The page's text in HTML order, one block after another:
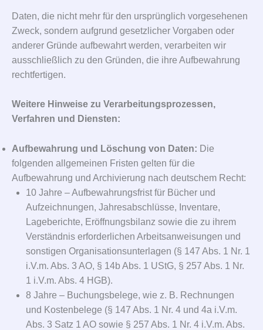
Daten, die nicht mehr für den ursprünglich vorgesehenen
Zweck, sondern aufgrund gesetzlicher Vorgaben oder
anderer Gründe aufbewahrt werden, verarbeiten wir
ausschließlich zu den Gründen, die ihre Aufbewahrung
rechtfertigen.
Weitere Hinweise zu Verarbeitungsprozessen,
Verfahren und Diensten:
Aufbewahrung und Löschung von Daten: Die
folgenden allgemeinen Fristen gelten für die
Aufbewahrung und Archivierung nach deutschem Recht:
10 Jahre – Aufbewahrungsfrist für Bücher und
Aufzeichnungen, Jahresabschlüsse, Inventare,
Lageberichte, Eröffnungsbilanz sowie die zu ihrem
Verständnis erforderlichen Arbeitsanweisungen und
sonstigen Organisationsunterlagen (§ 147 Abs. 1 Nr. 1
i.V.m. Abs. 3 AO, § 14b Abs. 1 UStG, § 257 Abs. 1 Nr.
1 i.V.m. Abs. 4 HGB).
8 Jahre – Buchungsbelege, wie z. B. Rechnungen
und Kostenbelege (§ 147 Abs. 1 Nr. 4 und 4a i.V.m.
Abs. 3 Satz 1 AO sowie § 257 Abs. 1 Nr. 4 i.V.m. Abs.